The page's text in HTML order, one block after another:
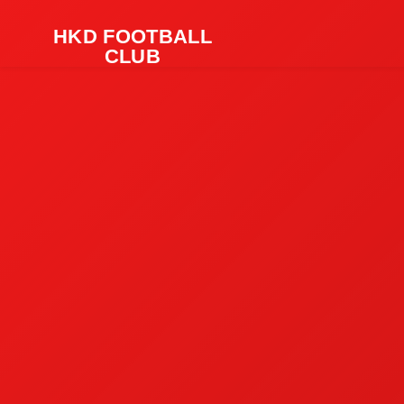
HKD FOOTBALL
CLUB